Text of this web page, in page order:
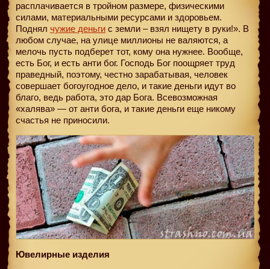
расплачивается в тройном размере, физическими
силами, материальными ресурсами и здоровьем.
Поднял чужие деньги с земли – взял нищету в руки!». В
любом случае, на улице миллионы не валяются, а
мелочь пусть подберет тот, кому она нужнее. Вообще,
есть Бог, и есть анти бог. Господь Бог поощряет труд
праведный, поэтому, честно зарабатывая, человек
совершает богоугодное дело, и такие деньги идут во
благо, ведь работа, это дар Бога. Всевозможная
«халява» — от анти бога, и такие деньги еще никому
счастья не приносили.
Ювелирные изделия